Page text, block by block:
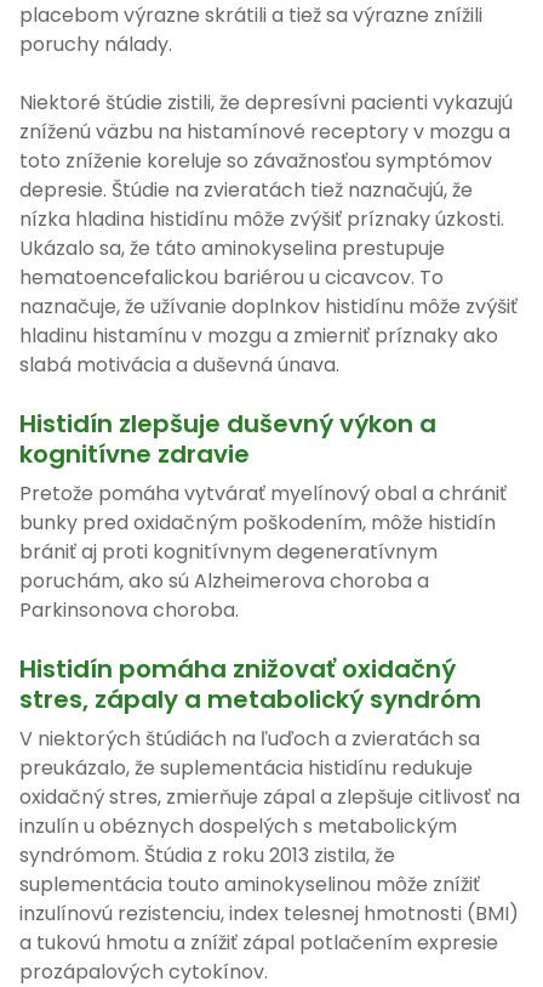
placebom výrazne skrátili a tiež sa výrazne znížili
poruchy nálady.
Niektoré štúdie zistili, že depresívni pacienti vykazujú
zníženú väzbu na histamínové receptory v mozgu a
toto zníženie koreluje so závažnosťou symptómov
depresie. Štúdie na zvieratách tiež naznačujú, že
nízka hladina histidínu môže zvýšiť príznaky úzkosti.
Ukázalo sa, že táto aminokyselina prestupuje
hematoencefalickou bariérou u cicavcov. To
naznačuje, že užívanie doplnkov histidínu môže zvýšiť
hladinu histamínu v mozgu a zmierniť príznaky ako
slabá motivácia a duševná únava.
Histidín zlepšuje duševný výkon a
kognitívne zdravie
Pretože pomáha vytvárať myelínový obal a chrániť
bunky pred oxidačným poškodením, môže histidín
brániť aj proti kognitívnym degeneratívnym
poruchám, ako sú Alzheimerova choroba a
Parkinsonova choroba.
Histidín pomáha znižovať oxidačný
stres, zápaly a metabolický syndróm
V niektorých štúdiách na ľuďoch a zvieratách sa
preukázalo, že suplementácia histidínu redukuje
oxidačný stres, zmierňuje zápal a zlepšuje citlivosť na
inzulín u obéznych dospelých s metabolickým
syndrómom. Štúdia z roku 2013 zistila, že
suplementácia touto aminokyselinou môže znížiť
inzulínovú rezistenciu, index telesnej hmotnosti (BMI)
a tukovú hmotu a znížiť zápal potlačením expresie
prozápalových cytokínov.